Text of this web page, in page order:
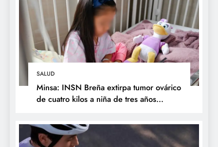
SALUD
Minsa: INSN Breña extirpa tumor ovárico
de cuatro kilos a niña de tres años